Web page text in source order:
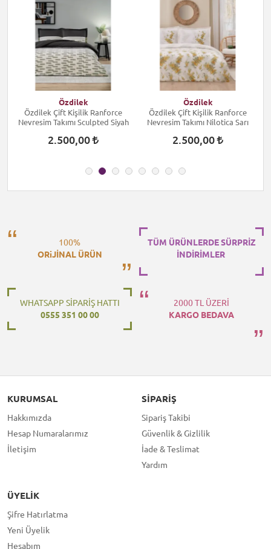
Özdilek
Özdilek Çift Kişilik Ranforce
Nevresim Takımı Sculpted Siyah
2.500,00
Özdilek
Özdilek Çift Kişilik Ranforce
Nevresim Takımı Nilotica Sarı
2.500,00
100%
ORiJİNAL ÜRÜN
TÜM ÜRÜNLERDE SÜRPRİZ
İNDİRİMLER
WHATSAPP SİPARİŞ HATTI
0555 351 00 00
2000 TL ÜZERİ
KARGO BEDAVA
KURUMSAL
Hakkımızda
Hesap Numaralarımız
İletişim
SIPARIŞ
Sipariş Takibi
Güvenlik & Gizlilik
İade & Teslimat
Yardım
ÜYELIK
Şifre Hatırlatma
Yeni Üyelik
Hesabım